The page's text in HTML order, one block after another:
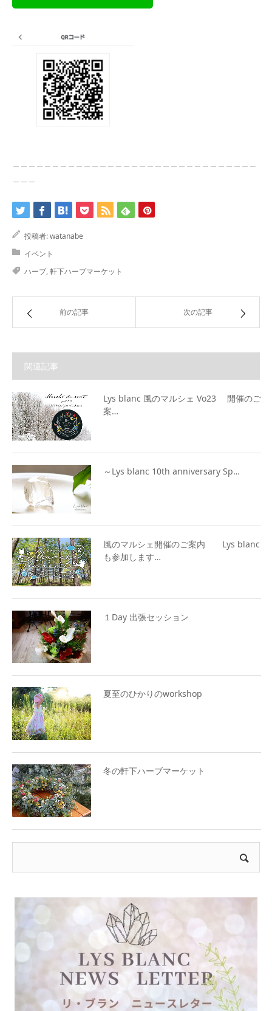
投稿者:watanabe
イベント
ハーブ,軒下ハーブマーケット
前の記事 次の記事
関連記事
Lys blanc 風のマルシェ Vo23 開催のご
案…
～Lys blanc 10th anniversary Sp…
風のマルシェ開催のご案内 Lys blanc
も参加します…
１Day 出張セッション
夏至のひかりのworkshop
冬の軒下ハーブマーケット